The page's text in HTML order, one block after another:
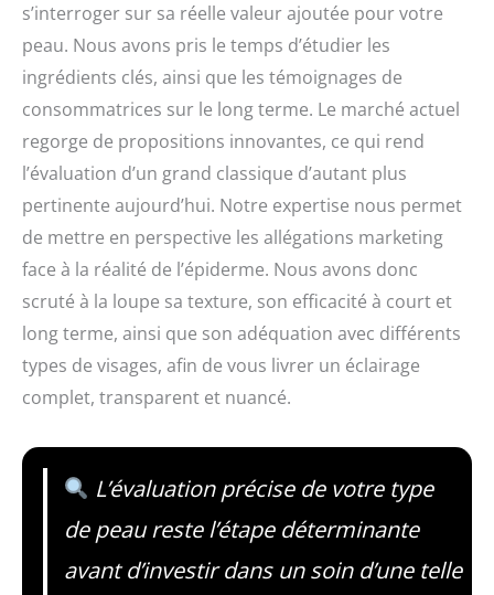
s’interroger sur sa réelle valeur ajoutée pour votre
peau. Nous avons pris le temps d’étudier les
ingrédients clés, ainsi que les témoignages de
consommatrices sur le long terme. Le marché actuel
regorge de propositions innovantes, ce qui rend
l’évaluation d’un grand classique d’autant plus
pertinente aujourd’hui. Notre expertise nous permet
de mettre en perspective les allégations marketing
face à la réalité de l’épiderme. Nous avons donc
scruté à la loupe sa texture, son efficacité à court et
long terme, ainsi que son adéquation avec différents
types de visages, afin de vous livrer un éclairage
complet, transparent et nuancé.
L’évaluation précise de votre type
de peau reste l’étape déterminante
avant d’investir dans un soin d’une telle